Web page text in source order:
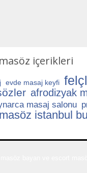
içerikleri
evde masaj keyfi
afrodizyak
masaj salonu
masöz istanbul